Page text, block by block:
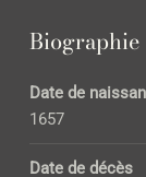
Biographie
Date de
1657
Date de décès